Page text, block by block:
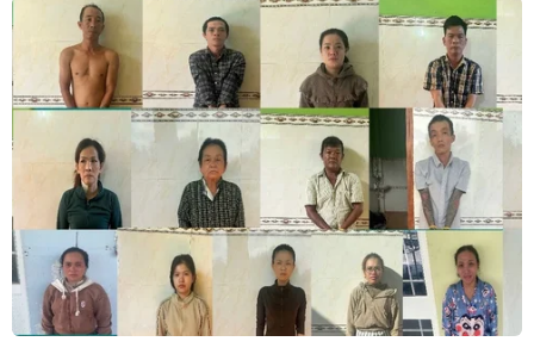
Tư cách thành viên NATO của Thụy Điển
vẫn còn là dấu hỏi
29/11/2023 09:48
Một số ngoại trưởng các nước thành viên NATO đã hy
vọng tiến trình phê chuẩn tư cách thành viên của Thụy